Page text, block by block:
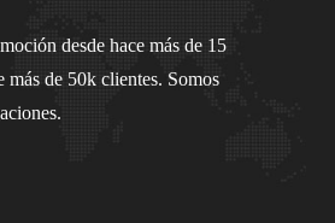
desde hace más de 15
más de 50k clientes. Somos